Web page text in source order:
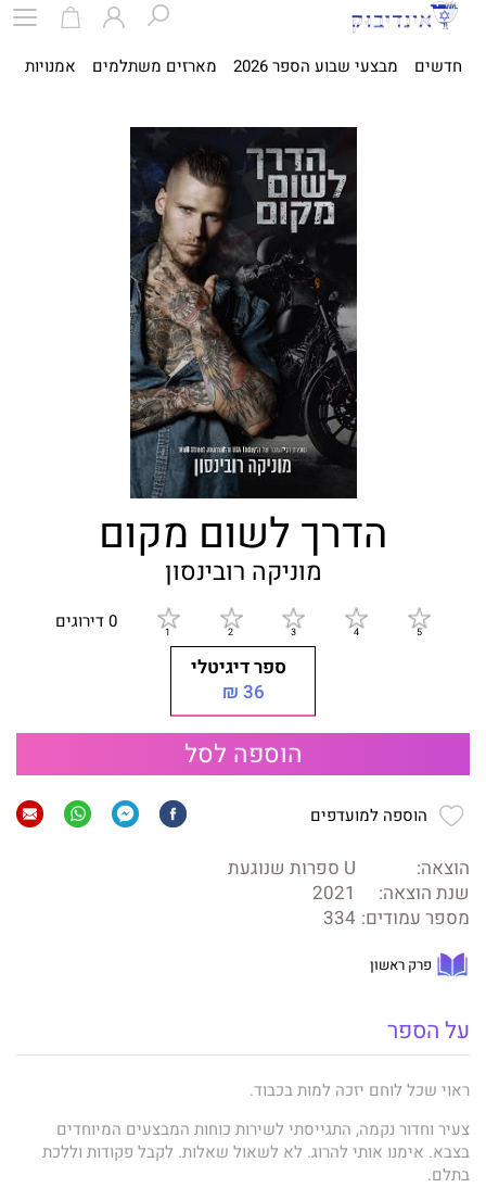
חדשים מבצעי שבוע הספר 2026 מארזים משתלמים אמנויות
הדרך לשום מקום
מוניקה רובינסון
0 דירוגים
ספר דיגיטלי
36 ₪
הוספה לסל
הוספה למועדפים
הוצאה:
U ספרות שנוגעת
שנת הוצאה:
2021
מספר עמודים: 334
פרק ראשון
על הספר
ראוי שכל לוחם יזכה למות בכבוד.
צעיר וחדור נקמה, התגייסתי לשירות כוחות המבצעים המיוחדים
בצבא. אימנו אותי להרוג. לא לשאול שאלות. לקבל פקודות וללכת
בתלם.